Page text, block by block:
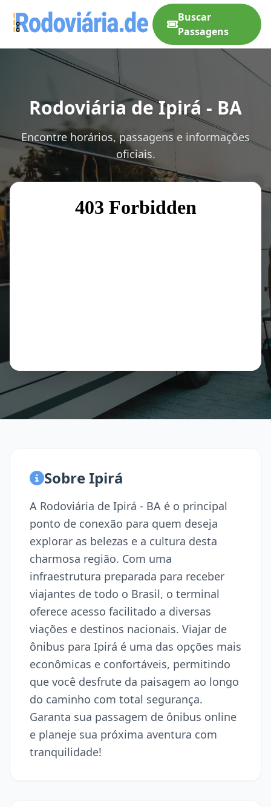
Buscar
Passagens
Rodoviária de Ipirá - BA
Encontre horários, passagens e informações
oficiais.
Sobre Ipirá
A Rodoviária de Ipirá - BA é o principal
ponto de conexão para quem deseja
explorar as belezas e a cultura desta
charmosa região. Com uma
infraestrutura preparada para receber
viajantes de todo o Brasil, o terminal
oferece acesso facilitado a diversas
viações e destinos nacionais. Viajar de
ônibus para Ipirá é uma das opções mais
econômicas e confortáveis, permitindo
que você desfrute da paisagem ao longo
do caminho com total segurança.
Garanta sua passagem de ônibus online
e planeje sua próxima aventura com
tranquilidade!